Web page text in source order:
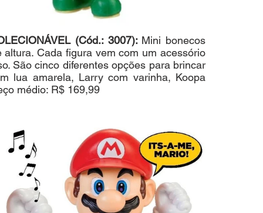
(Cód.: 3007): Mini bonecos
Cada figura vem com um acessório
São cinco diferentes opções para brincar
lua amarela, Larry com varinha, Koopa
médio: R$ 169,99